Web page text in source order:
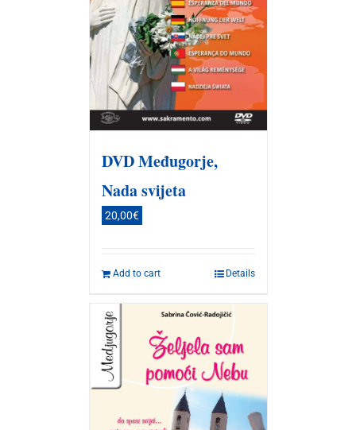
DVD Međugorje,
Nada svijeta
20,00€
Add to cart Details